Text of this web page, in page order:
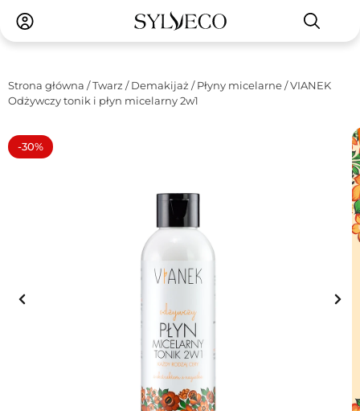
Strona główna /Twarz /Demakijaż /Płyny micelarne/ VIANEK
Odżywczy tonik i płyn micelarny 2w1
-30%